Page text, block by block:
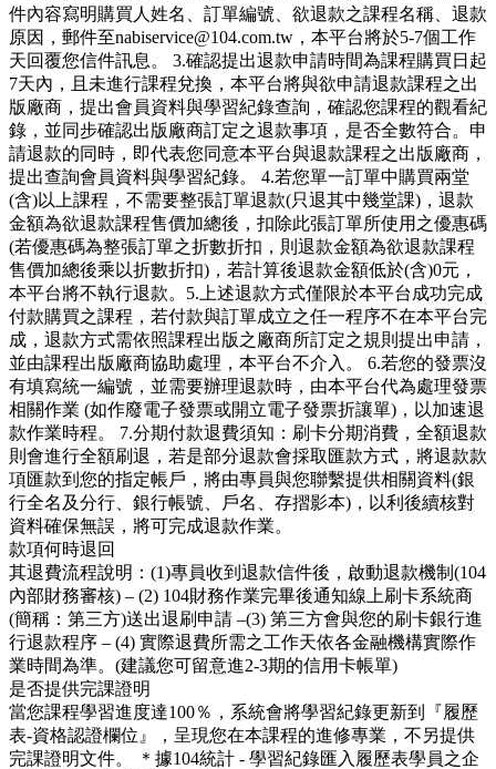
件內容寫明購買人姓名、訂單編號、欲退款之課程名稱、退款
原因，郵件至nabiservice@104.com.tw，本平台將於5-7個工作
天回覆您信件訊息。 3.確認提出退款申請時間為課程購買日起
7天內，且未進行課程兌換，本平台將與欲申請退款課程之出
版廠商，提出會員資料與學習紀錄查詢，確認您課程的觀看紀
錄，並同步確認出版廠商訂定之退款事項，是否全數符合。申
請退款的同時，即代表您同意本平台與退款課程之出版廠商，
提出查詢會員資料與學習紀錄。 4.若您單一訂單中購買兩堂
(含)以上課程，不需要整張訂單退款(只退其中幾堂課)，退款
金額為欲退款課程售價加總後，扣除此張訂單所使用之優惠碼
(若優惠碼為整張訂單之折數折扣，則退款金額為欲退款課程
售價加總後乘以折數折扣)，若計算後退款金額低於(含)0元，
本平台將不執行退款。5.上述退款方式僅限於本平台成功完成
付款購買之課程，若付款與訂單成立之任一程序不在本平台完
成，退款方式需依照課程出版之廠商所訂定之規則提出申請，
並由課程出版廠商協助處理，本平台不介入。 6.若您的發票沒
有填寫統一編號，並需要辦理退款時，由本平台代為處理發票
相關作業 (如作廢電子發票或開立電子發票折讓單)，以加速退
款作業時程。 7.分期付款退費須知：刷卡分期消費，全額退款
則會進行全額刷退，若是部分退款會採取匯款方式，將退款款
項匯款到您的指定帳戶，將由專員與您聯繫提供相關資料(銀
行全名及分行、銀行帳號、戶名、存摺影本)，以利後續核對
資料確保無誤，將可完成退款作業。
款項何時退回
其退費流程說明：(1)專員收到退款信件後，啟動退款機制(104
內部財務審核) – (2) 104財務作業完畢後通知線上刷卡系統商
(簡稱：第三方)送出退刷申請 –(3) 第三方會與您的刷卡銀行進
行退款程序 – (4) 實際退費所需之工作天依各金融機構實際作
業時間為準。(建議您可留意進2-3期的信用卡帳單)
是否提供完課證明
當您課程學習進度達100％，系統會將學習紀錄更新到『履歷
表-資格認證欄位』，呈現您在本課程的進修專業，不另提供
完課證明文件。 ＊據104統計 - 學習紀錄匯入履歷表學員之企